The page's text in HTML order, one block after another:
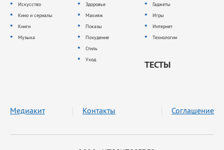
Искусство
Кино и сериалы
Книги
Музыка
Здоровье
Макияж
Показы
Похудение
Стиль
Уход
Гаджеты
Игры
Интернет
Технологии
ТЕСТЫ
Медиакит Контакты Соглашение